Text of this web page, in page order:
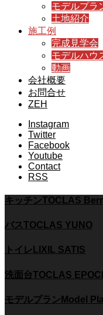
モデルプラ
土地紹介
施工例
完成見学会
モデルハウ
動画
会社概要
お問合せ
ZEH
Instagram
Twitter
Facebook
Youtube
Contact
RSS
キッチンTOCLAS
バスTOCLAS YUNO
トイレ LIXIL SATIS
洗面台TOCLAS
モデルプラン Model